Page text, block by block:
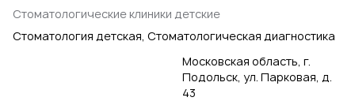
Стоматологические клиники детские
Стоматология детская, Стоматологическая диагностика
Московская область, г.
Подольск, ул. Парковая, д.
43